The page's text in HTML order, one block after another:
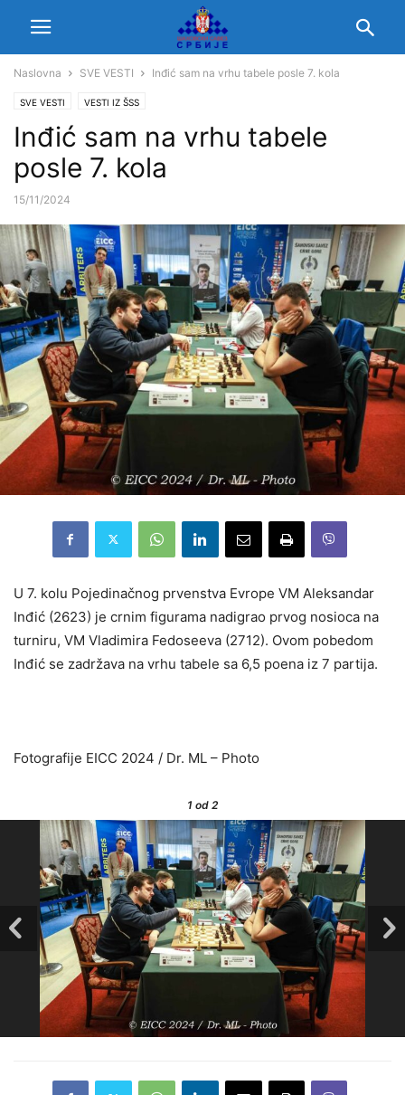
Naslovna SVE VESTI Inđić sam na vrhu tabele posle 7. kola
SVE VESTI VESTI IZ ŠSS
Inđić sam na vrhu tabele
posle 7. kola
15/11/2024
U 7. kolu Pojedinačnog prvenstva Evrope VM Aleksandar
Inđić (2623) je crnim figurama nadigrao prvog nosioca na
turniru, VM Vladimira Fedoseeva (2712). Ovom pobedom
Inđić se zadržava na vrhu tabele sa 6,5 poena iz 7 partija.
Fotografije EICC 2024 / Dr. ML – Photo
1 od 2